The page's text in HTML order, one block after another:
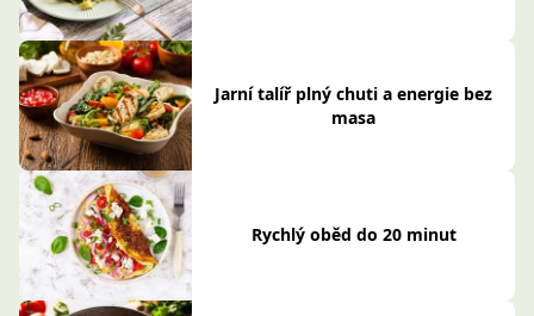
Jarní talíř plný chuti a energie bez
masa
Rychlý oběd do 20 minut